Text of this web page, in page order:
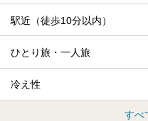
駅近（徒歩10分以内）
ひとり旅・一人旅
冷え性
すべ